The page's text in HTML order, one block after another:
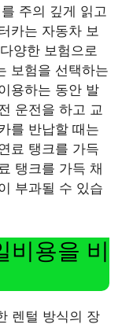
주의 깊게 읽고
카는 자동차 보
양한 보험으로
보험을 선택하는
용하는 동안 발
운전을 하고 교
를 반납할 때는
료 탱크를 가득
탱크를 가득 채
부과될 수 있습
비용을 비
렌털 방식의 장